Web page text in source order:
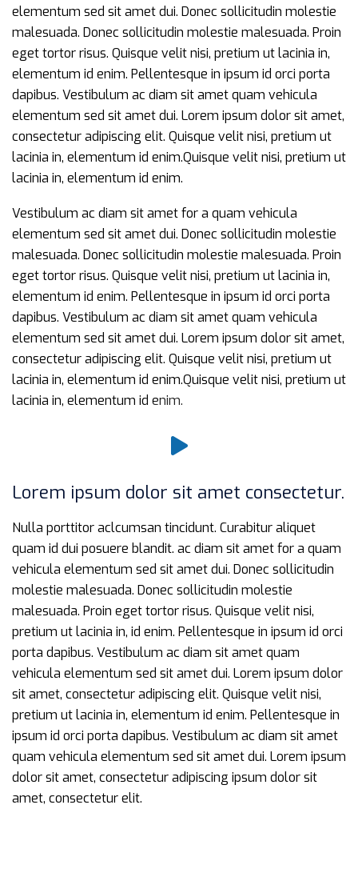
elementum sed sit amet dui. Donec sollicitudin molestie
malesuada. Donec sollicitudin molestie malesuada. Proin
eget tortor risus. Quisque velit nisi, pretium ut lacinia in,
elementum id enim. Pellentesque in ipsum id orci porta
dapibus. Vestibulum ac diam sit amet quam vehicula
elementum sed sit amet dui. Lorem ipsum dolor sit amet,
consectetur adipiscing elit. Quisque velit nisi, pretium ut
lacinia in, elementum id enim.Quisque velit nisi, pretium ut
lacinia in, elementum id enim.
Vestibulum ac diam sit amet for a quam vehicula
elementum sed sit amet dui. Donec sollicitudin molestie
malesuada. Donec sollicitudin molestie malesuada. Proin
eget tortor risus. Quisque velit nisi, pretium ut lacinia in,
elementum id enim. Pellentesque in ipsum id orci porta
dapibus. Vestibulum ac diam sit amet quam vehicula
elementum sed sit amet dui. Lorem ipsum dolor sit amet,
consectetur adipiscing elit. Quisque velit nisi, pretium ut
lacinia in, elementum id enim.Quisque velit nisi, pretium ut
lacinia in, elementum id enim.
Lorem ipsum dolor sit amet consectetur.
Nulla porttitor aclcumsan tincidunt. Curabitur aliquet
quam id dui posuere blandit. ac diam sit amet for a quam
vehicula elementum sed sit amet dui. Donec sollicitudin
molestie malesuada. Donec sollicitudin molestie
malesuada. Proin eget tortor risus. Quisque velit nisi,
pretium ut lacinia in, id enim. Pellentesque in ipsum id orci
porta dapibus. Vestibulum ac diam sit amet quam
vehicula elementum sed sit amet dui. Lorem ipsum dolor
sit amet, consectetur adipiscing elit. Quisque velit nisi,
pretium ut lacinia in, elementum id enim. Pellentesque in
ipsum id orci porta dapibus. Vestibulum ac diam sit amet
quam vehicula elementum sed sit amet dui. Lorem ipsum
dolor sit amet, consectetur adipiscing ipsum dolor sit
amet, consectetur elit.